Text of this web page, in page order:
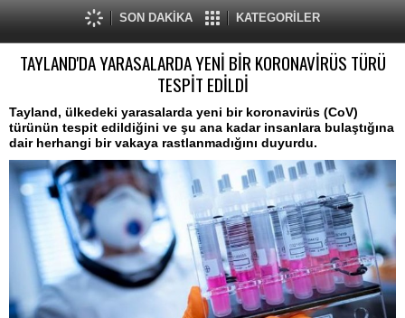
SON DAKİKA KATEGORİLER
TAYLAND'DA YARASALARDA YENİ BİR KORONAVİRÜS TÜRÜ
TESPİT EDİLDİ
Tayland, ülkedeki yarasalarda yeni bir koronavirüs (CoV)
türünün tespit edildiğini ve şu ana kadar insanlara bulaştığına
dair herhangi bir vakaya rastlanmadığını duyurdu.